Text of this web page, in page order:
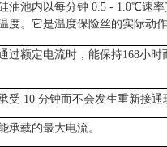
油池内以每分钟 0.5 - 1.0℃速率
度。它是温度保险丝的实际动
过额定电流时，能保持168小时
受 10 分钟而不会发生重新接
承载的最大电流。